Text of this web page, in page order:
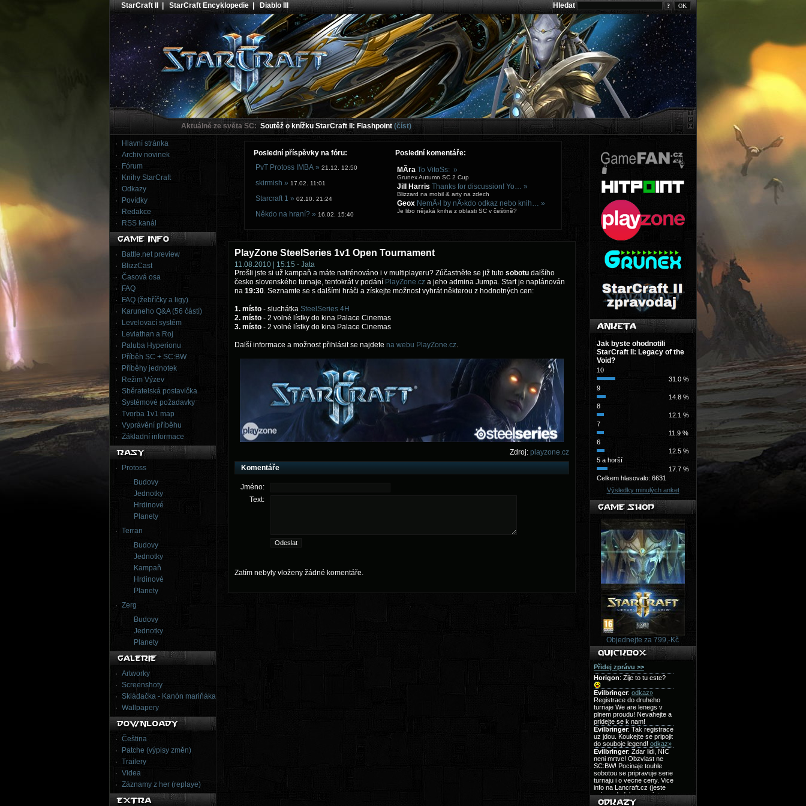
StarCraft II |StarCraft Encyklopedie|Diablo III Hledat ?
Aktuálně ze světa SC: Soutěž o knížku StarCraft II: Flashpoint (číst)
Hlavní stránka
Archiv novinek
Fórum
Knihy StarCraft
Odkazy
Povídky
Redakce
RSS kanál
Battle.net preview
BlizzCast
Časová osa
FAQ
FAQ (žebříčky a ligy)
Karuneho Q&A (56 částí)
Levelovací systém
Leviathan a Roj
Paluba Hyperionu
Příběh SC + SC:BW
Příběhy jednotek
Režim Výzev
Sběratelská postavička
Systémové požadavky
Tvorba 1v1 map
Vyprávění příběhu
Základní informace
Protoss
Budovy
Jednotky
Hrdinové
Planety
Terran
Budovy
Jednotky
Kampaň
Hrdinové
Planety
Zerg
Budovy
Jednotky
Planety
Artworky
Screenshoty
Skládačka - Kanón mariňáka
Wallpapery
Čeština
Patche (výpisy změn)
Trailery
Videa
Záznamy z her (replaye)
Poslední příspěvky na fóru:
Poslední komentáře:
PvT Protoss IMBA » 21.12. 12:50
skirmish » 17.02. 11:01
Starcraft 1 » 02.10. 21:24
Někdo na hraní? » 16.02. 15:40
MÃ­ra To VitoSs: »
Grunex Autumn SC 2 Cup
Jill Harris Thanks for discussion! Yo… »
Blizzard na mobil & arty na zdech
Geox NemÄ›l by nÄ›kdo odkaz nebo knih… »
Je libo nějaká kniha z oblasti SC v češtině?
PlayZone SteelSeries 1v1 Open Tournament
11.08.2010 | 15:15 - Jata
Prošli jste si už kampaň a máte natrénováno i v multiplayeru? Zúčastněte se již tuto sobotu dalšího
česko slovenského turnaje, tentokrát v podání PlayZone.cz a jeho admina Jumpa. Start je naplánován
na 19:30. Seznamte se s dalšími hráči a získejte možnost vyhrát některou z hodnotných cen:
1. místo - sluchátka SteelSeries 4H
2. místo - 2 volné lístky do kina Palace Cinemas
3. místo - 2 volné lístky do kina Palace Cinemas
Další informace a možnost přihlásit se najdete na webu PlayZone.cz.
Zdroj: playzone.cz
Komentáře
Jméno:
Text:
Zatím nebyly vloženy žádné komentáře.
Jak byste ohodnotili
StarCraft II: Legacy of the
Void?
10
31.0 %
9
14.8 %
8
12.1 %
7
11.9 %
6
12.5 %
5 a horší
17.7 %
Celkem hlasovalo: 6631
Výsledky minulých anket
Objednejte za 799,-Kč